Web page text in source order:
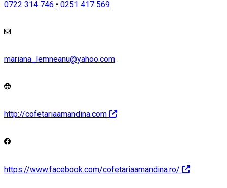
0722 314 746 • 0251 417 569
mariana_lemneanu@yahoo.com
http://cofetariaamandina.com
https://www.facebook.com/cofetariaamandina.ro/